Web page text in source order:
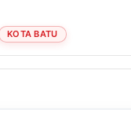
KOTA BATU